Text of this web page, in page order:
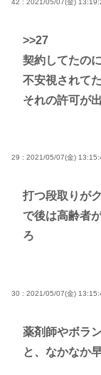
>>27
契約してたの
不安視されて
それの許可が
29 : 2021/05/07(金)
打つ段取りが
で後は高齢者
ろ
30 : 2021/05/07(金)
薬剤師やボラ
と、なかなか